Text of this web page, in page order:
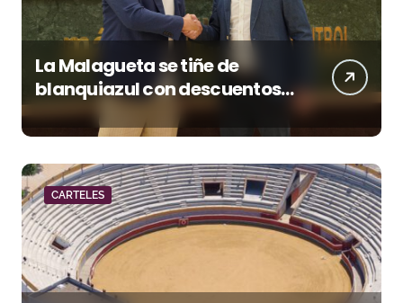
La Malagueta se tiñe de
blanquiazul con descuentos
y una corrida homenaje al
Málaga CF
CARTELES